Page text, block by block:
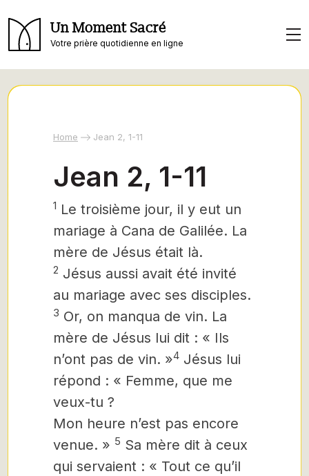
Un Moment Sacré
Votre prière quotidienne en ligne
Home Jean 2, 1-11
Jean 2, 1-11
1 Le troisième jour, il y eut un
mariage à Cana de Galilée. La
mère de Jésus était là.
2 Jésus aussi avait été invité
au mariage avec ses disciples.
3 Or, on manqua de vin. La
mère de Jésus lui dit : « Ils
n’ont pas de vin. »4 Jésus lui
répond : « Femme, que me
veux-tu ?
Mon heure n’est pas encore
venue. » 5 Sa mère dit à ceux
qui servaient : « Tout ce qu’il